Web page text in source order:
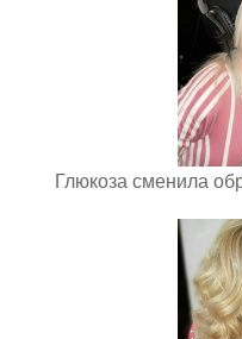
Глюкоза сменила